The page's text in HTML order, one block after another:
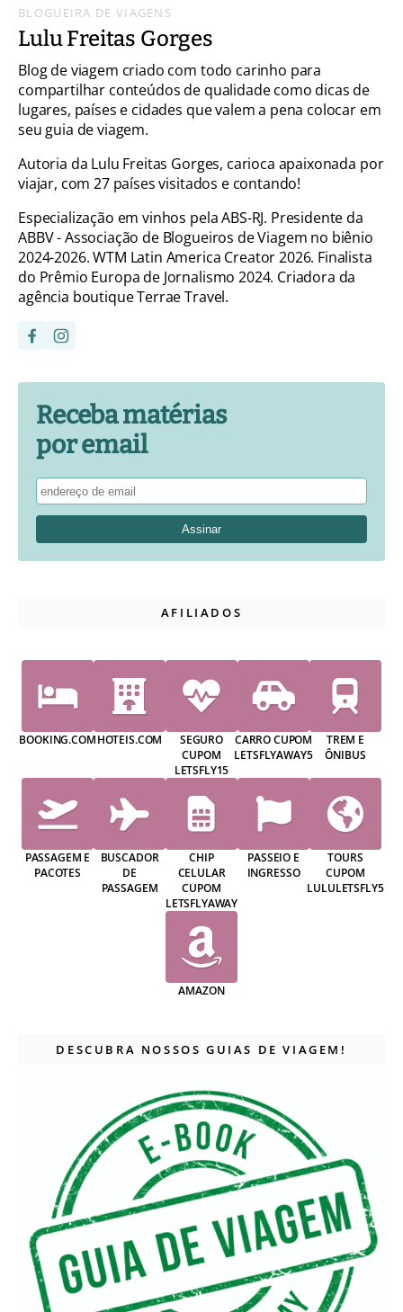
BLOGUEIRA DE VIAGENS
Lulu Freitas Gorges
Blog de viagem criado com todo carinho para
compartilhar conteúdos de qualidade como dicas de
lugares, países e cidades que valem a pena colocar em
seu guia de viagem.
Autoria da Lulu Freitas Gorges, carioca apaixonada por
viajar, com 27 países visitados e contando!
Especialização em vinhos pela ABS-RJ. Presidente da
ABBV - Associação de Blogueiros de Viagem no biênio
2024-2026. WTM Latin America Creator 2026. Finalista
do Prêmio Europa de Jornalismo 2024. Criadora da
agência boutique Terrae Travel.
Receba matérias
por email
AFILIADOS
BOOKING.COMHOTEIS.COM
SEGURO
CUPOM
LETSFLY15
CARRO CUPOM
LETSFLYAWAY5
TREM E
ÔNIBUS
PASSAGEM E
PACOTES
BUSCADOR
DE
PASSAGEM
CHIP
CELULAR
CUPOM
LETSFLYAWAY
PASSEIO E
INGRESSO
TOURS
CUPOM
LULULETSFLY5
AMAZON
DESCUBRA NOSSOS GUIAS DE VIAGEM!